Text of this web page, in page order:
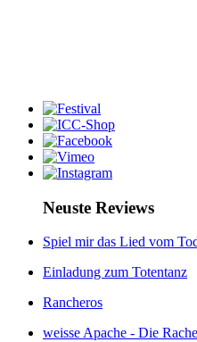
Neuste Reviews
Spiel mir das Lied vom
Einladung zum Totentanz
Rancheros
weisse Apache - Die